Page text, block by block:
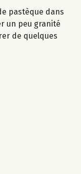
pastèque dans
un peu granité
de quelques